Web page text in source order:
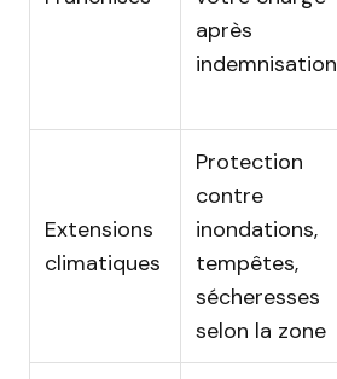
après
indemnisation
Extensions
climatiques
Protection
contre
inondations,
tempêtes,
sécheresses
selon la zone